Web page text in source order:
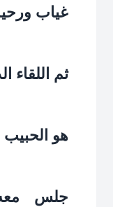
غياب
ثم اللقاء
هو الحبيب
جلس